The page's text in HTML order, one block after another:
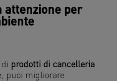
attenzione per
prodotti di cancelleria
puoi migliorare